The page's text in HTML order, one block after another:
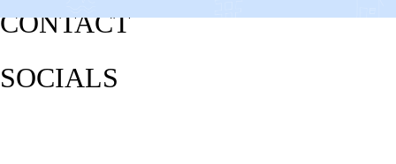
CONTACT
SOCIALS